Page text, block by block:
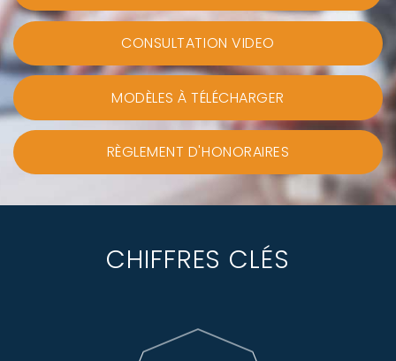
CONSULTATION VIDEO
MODÈLES À TÉLÉCHARGER
RÈGLEMENT D'HONORAIRES
CHIFFRES CLÉS